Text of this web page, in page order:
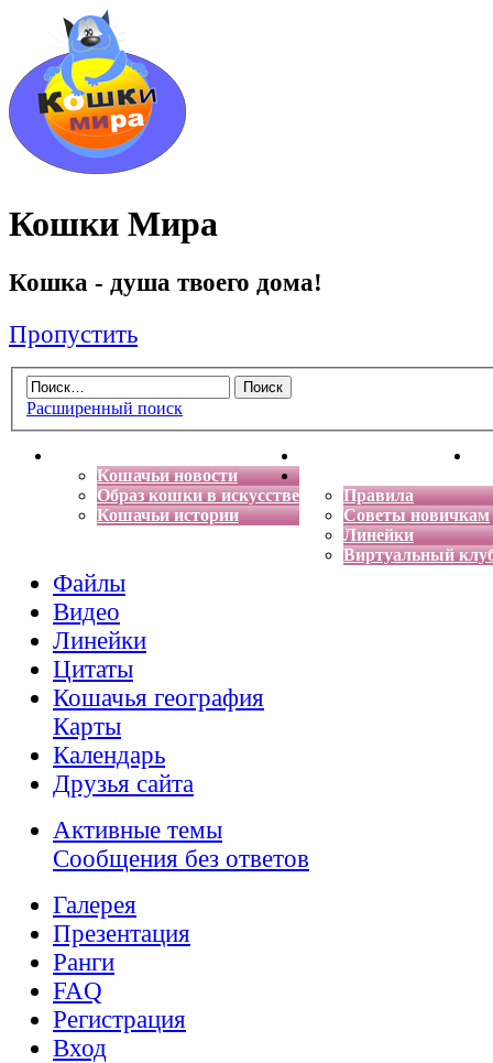
Кошки Мира
Кошка - душа твоего дома!
Пропустить
Расширенный поиск
Кошачьи новости
Образ кошки в искусстве
Кошачьи истории
Энциклопедия кошек
Правила
Советы новичкам
Линейки
Виртуальный
Файлы
Видео
Линейки
Цитаты
Кошачья география
Карты
Календарь
Друзья сайта
Активные темы
Сообщения без ответов
Галерея
Презентация
Ранги
FAQ
Регистрация
Вход